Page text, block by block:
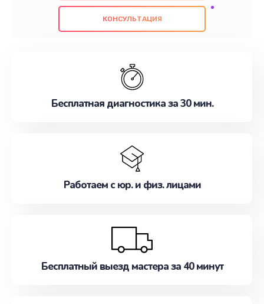
также гарантируем качество всех
проведенных работ. Наша цель - предоставить
наилучшим образом. Не медлите записаться на
КОНСУЛЬТАЦИЯ
Бесплатная диагностика за 30 мин.
Работаем с юр. и физ. лицами
Бесплатный выезд мастера за 40 минут